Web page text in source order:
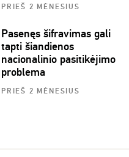
PRIEŠ 2 MĖNESIUS
Pasenęs šifravimas gali
tapti šiandienos
nacionalinio pasitikėjimo
problema
PRIEŠ 2 MĖNESIUS